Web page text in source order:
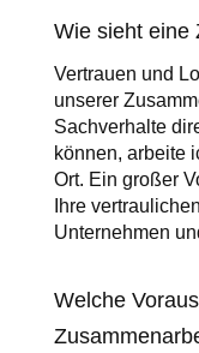
Wie sieht eine
Vertrauen und
unserer
Sachverhalte
können, arbeite
Ort. Ein großer
Ihre
Unternehmen
Welche